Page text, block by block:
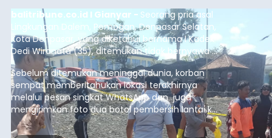
balitribune.co.id I Gianyar - Seorang pria asal
Lingkungan Dalem, Pemogan, Denpasar Selatan,
Kota Denpasar, yang diketahui bernama I Kadek
Dedi Wiranata (35), ditemukan tidak bernyawa di
pesisir Pantai Purnama, Sukawati.
Sebelum ditemukan meninggal dunia, korban
sempat memberitahukan lokasi terakhirnya
melalui pesan singkat WhatsApp dan juga
mengirimkan foto dua botol pembersih lantai ke
istrinya.